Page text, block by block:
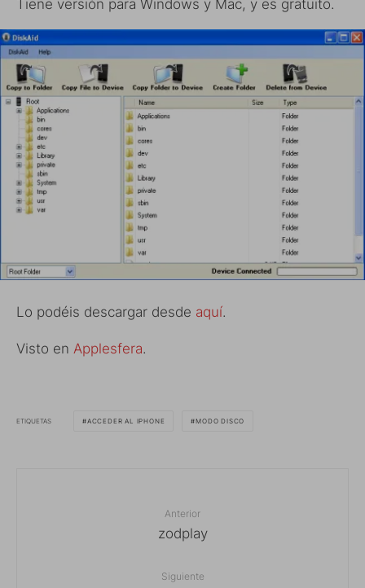
Tiene versión para Windows y Mac, y es gratuito.
Lo podéis descargar desde aquí.
Visto en Applesfera.
ETIQUETAS ACCEDER AL IPHONE MODO DISCO
Anterior
zodplay
Siguiente